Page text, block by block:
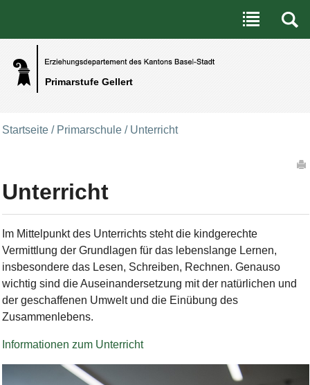
Primarstufe Gellert
Benutzerspezifische Werkzeuge
Direkt zum Inhalt|Direkt zur Navigation
Startseite / Primarschule / Unterricht
Unterricht
Im Mittelpunkt des Unterrichts steht die kindgerechte
Vermittlung der Grundlagen für das lebenslange Lernen,
insbesondere das Lesen, Schreiben, Rechnen. Genauso
wichtig sind die Auseinandersetzung mit der natürlichen und
der geschaffenen Umwelt und die Einübung des
Zusammenlebens.
Informationen zum Unterricht